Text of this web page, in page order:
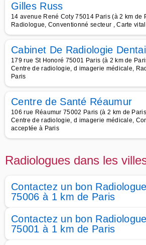
Gilles Russ
14 avenue René Coty 75014 Paris (à 2 km de
Radiologue, Conventionné secteur , Carte
Cabinet De Radiologie
179 rue St Honoré 75001 Paris (à 2 km de
Centre de radiologie, d imagerie médicale,
Paris
Centre de Santé Réaumur
106 rue Réaumur 75002 Paris (à 2 km de
Centre de radiologie, d imagerie médicale,
acceptée à Paris
Radiologues dans les
Contactez un bon
75006 à 1 km de Paris
Contactez un bon
75001 à 1 km de Paris